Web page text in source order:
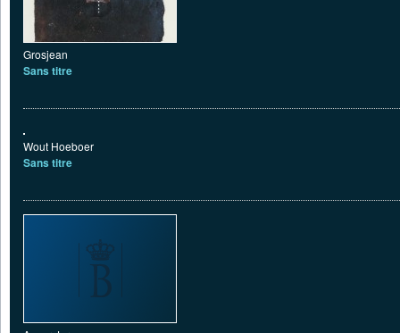
Grosjean
Sans titre
Wout Hoeboer
Sans titre